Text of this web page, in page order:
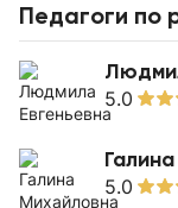
Педагоги по
5.0
5.0